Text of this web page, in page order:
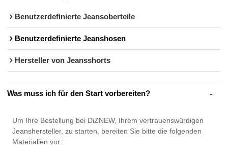
Benutzerdefinierte Jeansoberteile
Benutzerdefinierte Jeanshosen
Hersteller von Jeansshorts
Was muss ich für den Start vorbereiten?
Um Ihre Bestellung bei DiZNEW, Ihrem vertrauenswürdigen
Jeanshersteller, zu starten, bereiten Sie bitte die folgenden
Materialien vor: